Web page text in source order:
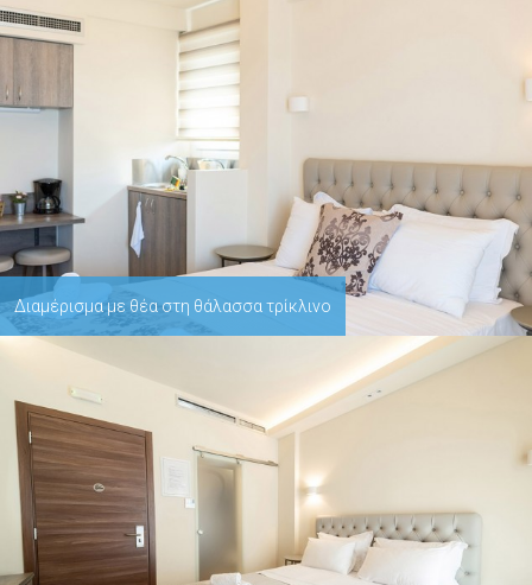
Διαμέρισμα με θέα στη θάλασσα τρίκλινο